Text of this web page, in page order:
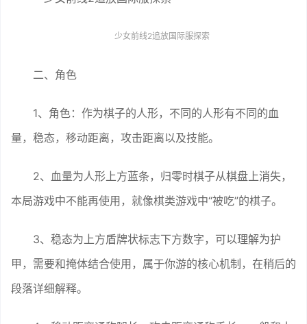
少女前线2追放国际服探索
二、角色
1、角色：作为棋子的人形，不同的人形有不同的血
量，稳态，移动距离，攻击距离以及技能。
2、血量为人形上方蓝条，归零时棋子从棋盘上消失，
本局游戏中不能再使用，就像棋类游戏中“被吃”的棋子。
3、稳态为上方盾牌状标志下方数字，可以理解为护
甲，需要和掩体结合使用，属于你游的核心机制，在稍后的
段落详细解释。